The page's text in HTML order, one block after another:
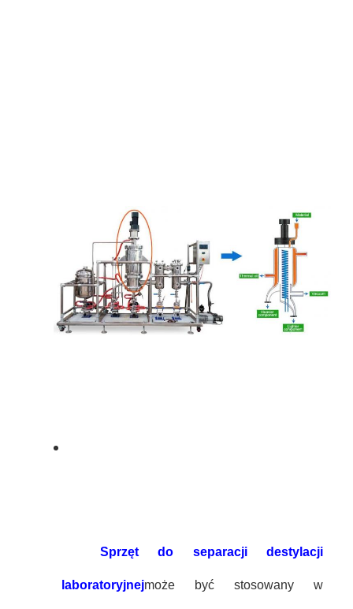
Sprzęt do separacji destylacji
laboratoryjnejmoże być stosowany w